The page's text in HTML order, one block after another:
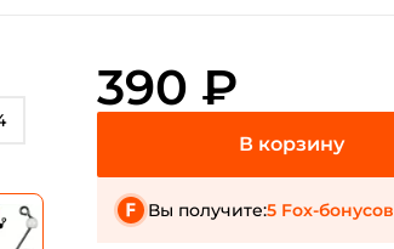
390 ₽
Вы получите:5 Fox-бонусов